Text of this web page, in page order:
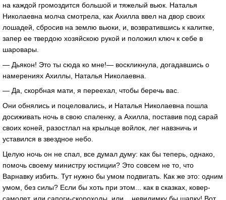
на каждой громоздится большой и тяжелый вьюк. Наталья
Николаевна молча смотрела, как Ахилла ввел на двор своих
лошадей, сбросив на землю вьюки, и, возвратившись к калитке,
запер ее твердою хозяйскою рукой и положил ключ к себе в
шаровары.
— Дьякон! Это ты сюда ко мне!— воскликнула, догадавшись о
намерениях Ахиллы, Наталья Николаевна.
— Да, скорбная мати, я переехал, чтобы беречь вас.
Они обнялись и поцеловались, и Наталья Николаевна пошла
досиживать ночь в свою спаленку, а Ахилла, поставив под сарай
своих коней, разостлал на крыльце войлок, лег навзничь и
уставился в звездное небо.
Целую ночь он не спал, все думал думу: как бы теперь, однако,
помочь своему министру юстиции? Это совсем не то, что
Варнавку избить. Тут нужно бы умом подвигать. Как же это: одним
умом, без силы? Если бы хоть при этом... как в сказках, ковер-